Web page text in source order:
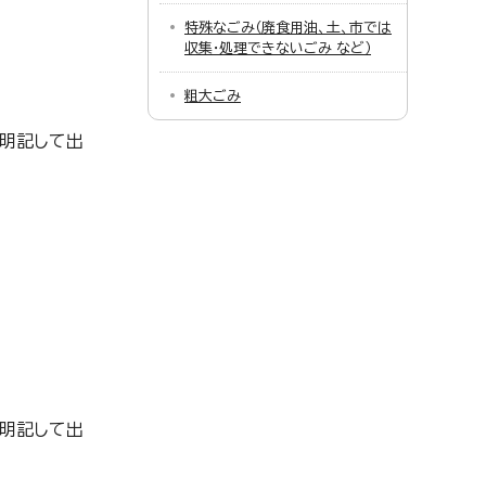
記して出
記して出
特殊なごみ（廃食用油、土、市では
収集・処理できないごみ など）
粗大ごみ